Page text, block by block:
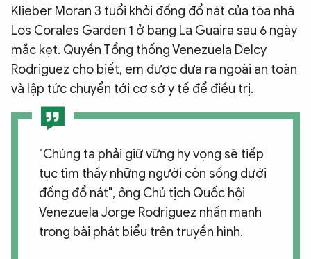
Klieber Moran 3 tuổi khỏi đống đổ nát của tòa nhà
Los Corales Garden 1 ở bang La Guaira sau 6 ngày
mắc kẹt. Quyền Tổng thống Venezuela Delcy
Rodriguez cho biết, em được đưa ra ngoài an toàn
và lập tức chuyển tới cơ sở y tế để điều trị.
"Chúng ta phải giữ vững hy vọng sẽ tiếp
tục tìm thấy những người còn sống dưới
đống đổ nát", ông Chủ tịch Quốc hội
Venezuela Jorge Rodriguez nhấn mạnh
trong bài phát biểu trên truyền hình.